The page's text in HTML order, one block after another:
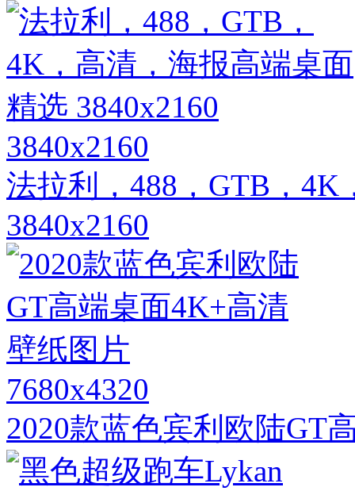
3840x2160
法拉利，488，GTB，
3840x2160
7680x4320
2020款蓝色宾利欧陆GT